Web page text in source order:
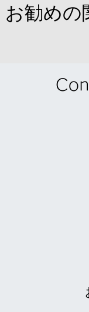
お勧めの